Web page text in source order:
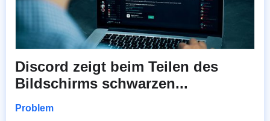
Discord zeigt beim Teilen des
Bildschirms schwarzen...
Problem